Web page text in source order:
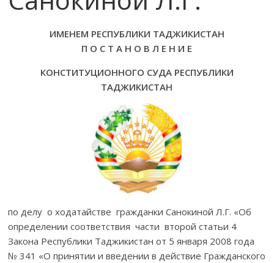
ИМЕНЕМ РЕСПУБЛИКИ ТАДЖИКИСТАН
П О С Т А Н О В Л Е Н И Е
КОНСТИТУЦИОННОГО СУДА РЕСПУБЛИКИ
ТАДЖИКИСТАН
по делу о ходатайстве гражданки Санокиной Л.Г. «Об
определении соответствия части второй статьи 4
Закона Республики Таджикистан от 5 января 2008 года
№ 341 «О принятии и введении в действие Гражданского